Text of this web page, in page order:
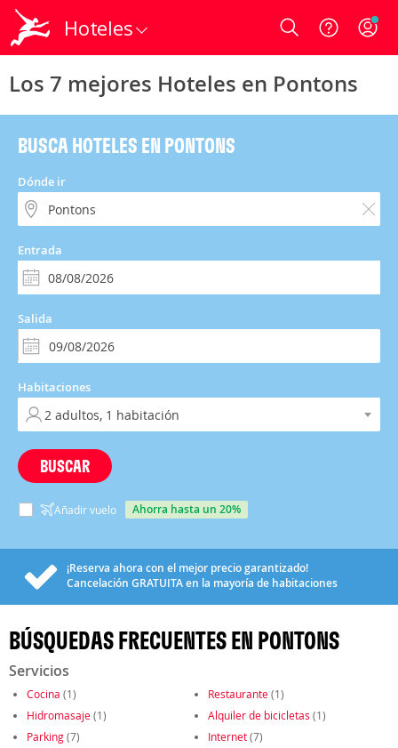
Hoteles Login
Los 7 mejores Hoteles en Pontons
BUSCA HOTELES EN PONTONS
Dónde ir
Entrada
Salida
Habitaciones
BUSCAR
Añadir vuelo ahorra hasta un 20%
¡Reserva ahora con el mejor precio garantizado!
Cancelación GRATUITAen la mayoría de habitaciones
BÚSQUEDAS FRECUENTES EN PONTONS
Servicios
Cocina (1) Restaurante(1)
Hidromasaje(1) Alquiler de bicicletas (1)
Parking(7) Internet(7)